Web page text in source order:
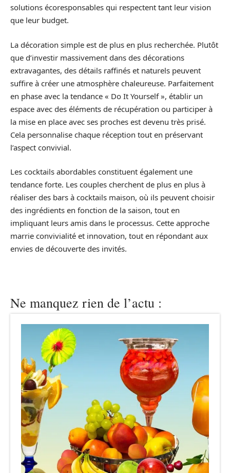
solutions écoresponsables qui respectent tant leur vision
que leur budget.
La décoration simple est de plus en plus recherchée. Plutôt
que d’investir massivement dans des décorations
extravagantes, des détails raffinés et naturels peuvent
suffire à créer une atmosphère chaleureuse. Parfaitement
en phase avec la tendance « Do It Yourself », établir un
espace avec des éléments de récupération ou participer à
la mise en place avec ses proches est devenu très prisé.
Cela personnalise chaque réception tout en préservant
l’aspect convivial.
Les cocktails abordables constituent également une
tendance forte. Les couples cherchent de plus en plus à
réaliser des bars à cocktails maison, où ils peuvent choisir
des ingrédients en fonction de la saison, tout en
impliquant leurs amis dans le processus. Cette approche
marrie convivialité et innovation, tout en répondant aux
envies de découverte des invités.
Ne manquez rien de l’actu :